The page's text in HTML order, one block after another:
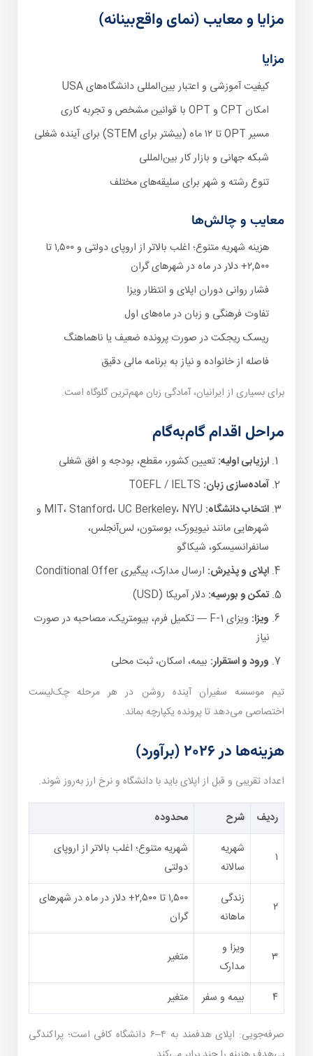
مزایا و معایب (نمای واقع‌بینانه)
مزایا
کیفیت آموزشی و اعتبار بین‌المللی دانشگاه‌های USA
امکان CPT و OPT با قوانین مشخص و تجربه کاری
مسیر OPT تا ۱۲ ماه (بیشتر برای STEM) برای آینده شغلی
شبکه جهانی و بازار کار بین‌المللی
تنوع رشته و شهر برای سلیقه‌های مختلف
معایب و چالش‌ها
هزینه شهریه متنوع؛ اغلب بالاتر از اروپای دولتی و ۱,۵۰۰ تا
۲,۵۰۰+ دلار در ماه در شهرهای گران
فشار روانی دوران اپلای و انتظار ویزا
تفاوت فرهنگی و زبان در ماه‌های اول
ریسک ریجکت در صورت پرونده ضعیف یا ناهماهنگ
فاصله از خانواده و نیاز به برنامه مالی دقیق
برای بسیاری از ایرانیان، آمادگی زبان مهم‌ترین گلوگاه است.
مراحل اقدام گام‌به‌گام
ارزیابی اولیه: تعیین کشور، مقطع، بودجه و افق شغلی
آماده‌سازی زبان:
انتخاب دانشگاه:
MIT، Stanford، UC Berkeley، NYU و
شهرهایی مانند نیویورک، بوستون، لس‌آنجلس،
سانفرانسیسکو، شیکاگو
اپلای و پذیرش: ارسال مدارک، پیگیری Conditional Offer
تمکن و بورسیه: دلار آمریکا (USD)
ویزا:
ویزای F-1 — تکمیل فرم، بیومتریک، مصاحبه در صورت
نیاز
ورود و استقرار: بیمه، اسکان، ثبت محلی
تیم موسسه سفیران آینده روشن در هر مرحله چک‌لیست
اختصاصی می‌دهد تا پرونده یکپارچه بماند.
هزینه‌ها در ۲۰۲۶ (برآورد)
اعداد تقریبی و قبل از اپلای باید با دانشگاه و نرخ ارز به‌روز شوند.
ردیف شرح محدوده
۱
شهریه
سالانه
شهریه متنوع؛ اغلب بالاتر از اروپای
دولتی
۲
زندگی
ماهانه
۱,۵۰۰ تا ۲,۵۰۰+ دلار در ماه در شهرهای
گران
۳
ویزا و
مدارک
متغیر
۴ بیمه و سفر متغیر
صرفه‌جویی: اپلای هدفمند به ۴–۶ دانشگاه کافی است؛ پراکندگی